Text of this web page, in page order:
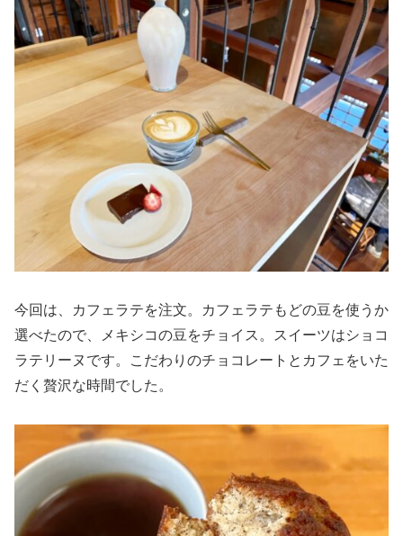
今回は、カフェラテを注文。カフェラテもどの豆を使うか
選べたので、メキシコの豆をチョイス。スイーツはショコ
ラテリーヌです。こだわりのチョコレートとカフェをいた
だく贅沢な時間でした。